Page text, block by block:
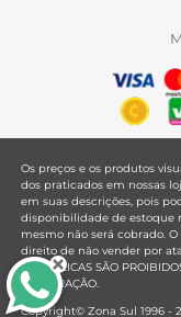
Os preços e os produtos
dos praticados em nossas
em suas descrições, pois
disponibilidade de estoque
mesmo não será cobrado.
direito de não vender por
ALCOÓLICAS SÃO
MODERAÇÃO.
Copyright© Zona Sul 1996 -